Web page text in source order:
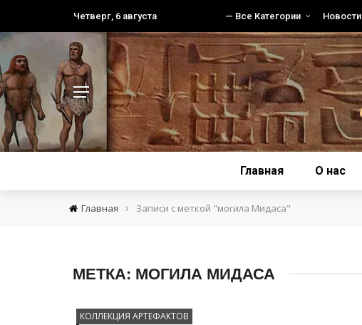
Четверг, 6 августа — Все Категории Новости
Главная О нас
Главная › Записи с меткой "могила Мидаса"
МЕТКА: МОГИЛА МИДАСА
КОЛЛЕКЦИЯ АРТЕФАКТОВ